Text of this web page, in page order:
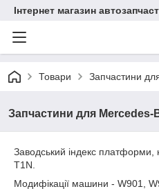
Інтернет магазин
Товари Запчастини
Запчастини для Mercedes-
Заводський індекс платформи,
T1N.
Модифікації машини - W901,